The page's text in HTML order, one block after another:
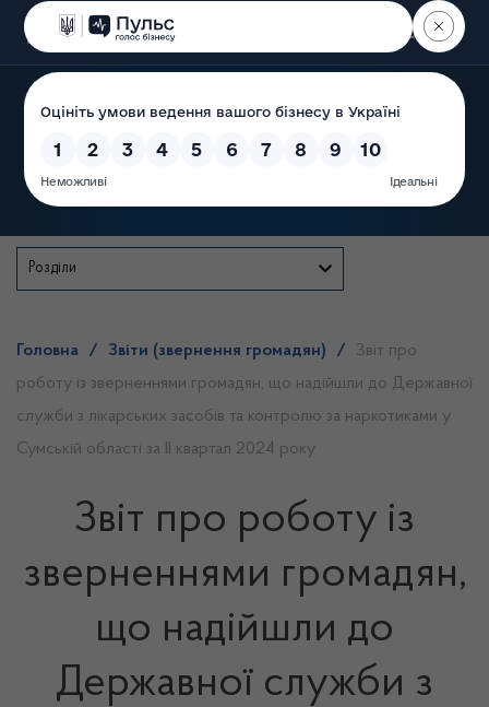
Пошук
Розділи
Головна / Звіти (звернення громадян) /
Звіт про
роботу із зверненнями громадян, що надійшли до Державної
служби з лікарських засобів та контролю за наркотиками у
Сумській області за ІІ квартал 2024 року
Звіт про роботу із
зверненнями громадян,
що надійшли до
Державної служби з